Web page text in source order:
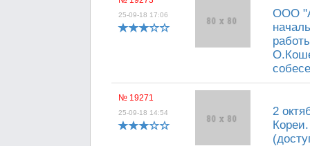
25-09-18 17:06
ООО
№ 19271
25-09-18 14:54
2